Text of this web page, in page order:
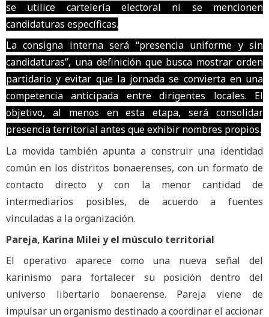
se utilice cartelería electoral ni se mencionen
candidaturas específicas.
La consigna interna será “presencia uniforme y sin
candidaturas”, una definición que busca mostrar orden
partidario y evitar que la jornada se convierta en una
competencia anticipada entre dirigentes locales. El
objetivo, al menos en esta etapa, será consolidar
presencia territorial antes que exhibir nombres propios.
La movida también apunta a construir una identidad
común en los distritos bonaerenses, con un formato de
contacto directo y con la menor cantidad de
intermediarios posibles, de acuerdo a fuentes
vinculadas a la organización.
Pareja, Karina Milei y el músculo territorial
El operativo aparece como una nueva señal del
karinismo para fortalecer su posición dentro del
universo libertario bonaerense. Pareja viene de
impulsar un organismo destinado a coordinar el accionar